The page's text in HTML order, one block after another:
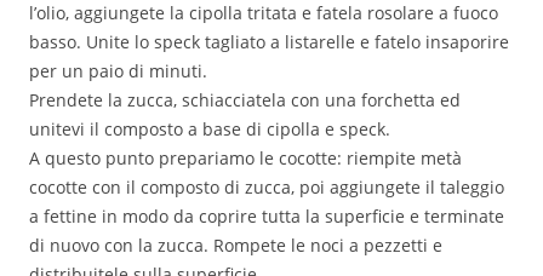
l’olio, aggiungete la cipolla tritata e fatela rosolare a fuoco
basso. Unite lo speck tagliato a listarelle e fatelo insaporire
per un paio di minuti.
Prendete la zucca, schiacciatela con una forchetta ed
unitevi il composto a base di cipolla e speck.
A questo punto prepariamo le cocotte: riempite metà
cocotte con il composto di zucca, poi aggiungete il taleggio
a fettine in modo da coprire tutta la superficie e terminate
di nuovo con la zucca. Rompete le noci a pezzetti e